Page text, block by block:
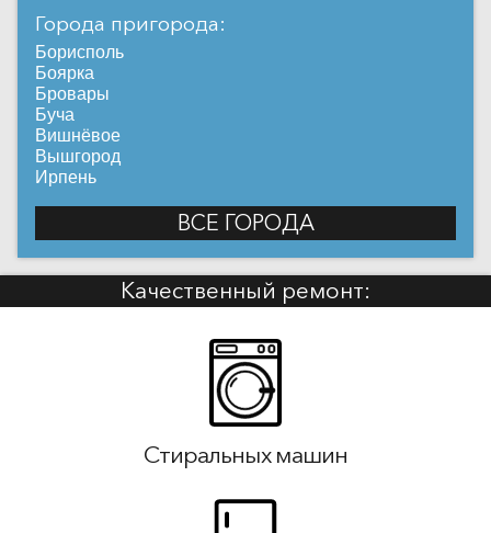
Города пригорода:
Борисполь
Боярка
Бровары
Буча
Вишнёвое
Вышгород
Ирпень
ВСЕ ГОРОДА
Качественный ремонт:
Стиральных машин